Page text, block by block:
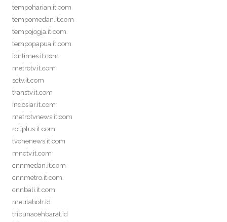
tempoharian.it.com
tempomedan.it.com
tempojogja.it.com
tempopapua.it.com
idntimes.it.com
metrotv.it.com
sctv.it.com
transtv.it.com
indosiar.it.com
metrotvnews.it.com
rctiplus.it.com
tvonenews.it.com
mnctv.it.com
cnnmedan.it.com
cnnmetro.it.com
cnnbali.it.com
meulaboh.id
tribunacehbarat.id